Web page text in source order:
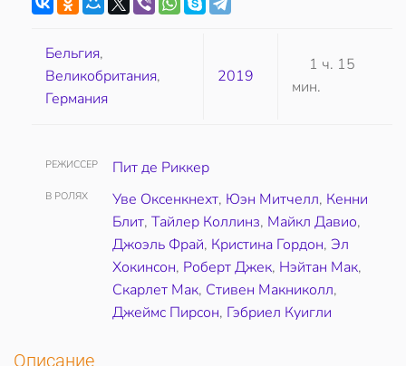
Бельгия,
Великобритания,
Германия
2019
1 ч. 15
мин.
РЕЖИССЕР Пит де Риккер
В РОЛЯХ Уве Оксенкнехт, Юэн Митчелл, Кенни
Блит, Тайлер Коллинз, Майкл Давио,
Джоэль Фрай, Кристина Гордон, Эл
Хокинсон, Роберт Джек, Нэйтан Мак,
Скарлет Мак, Стивен Макниколл,
Джеймс Пирсон, Гэбриел Куигли
Описание